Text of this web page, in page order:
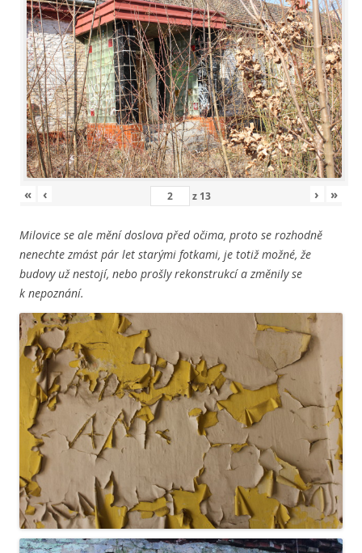
« ‹ z 13 › »
Milovice se ale mění doslova před očima, proto se rozhodně
nenechte zmást pár let starými fotkami, je totiž možné, že
budovy už nestojí, nebo prošly rekonstrukcí a změnily se
k nepoznání.